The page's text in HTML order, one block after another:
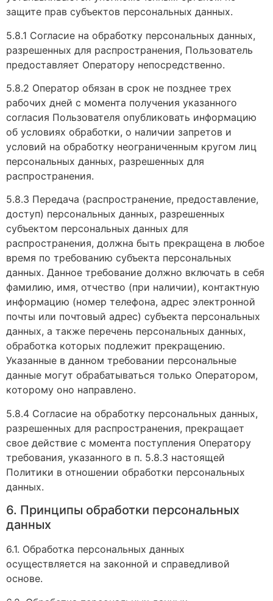
защите прав субъектов персональных данных.
5.8.1 Согласие на обработку персональных данных,
разрешенных для распространения, Пользователь
предоставляет Оператору непосредственно.
5.8.2 Оператор обязан в срок не позднее трех
рабочих дней с момента получения указанного
согласия Пользователя опубликовать информацию
об условиях обработки, о наличии запретов и
условий на обработку неограниченным кругом лиц
персональных данных, разрешенных для
распространения.
5.8.3 Передача (распространение, предоставление,
доступ) персональных данных, разрешенных
субъектом персональных данных для
распространения, должна быть прекращена в любое
время по требованию субъекта персональных
данных. Данное требование должно включать в себя
фамилию, имя, отчество (при наличии), контактную
информацию (номер телефона, адрес электронной
почты или почтовый адрес) субъекта персональных
данных, а также перечень персональных данных,
обработка которых подлежит прекращению.
Указанные в данном требовании персональные
данные могут обрабатываться только Оператором,
которому оно направлено.
5.8.4 Согласие на обработку персональных данных,
разрешенных для распространения, прекращает
свое действие с момента поступления Оператору
требования, указанного в п. 5.8.3 настоящей
Политики в отношении обработки персональных
данных.
6. Принципы обработки персональных
данных
6.1. Обработка персональных данных
осуществляется на законной и справедливой
основе.